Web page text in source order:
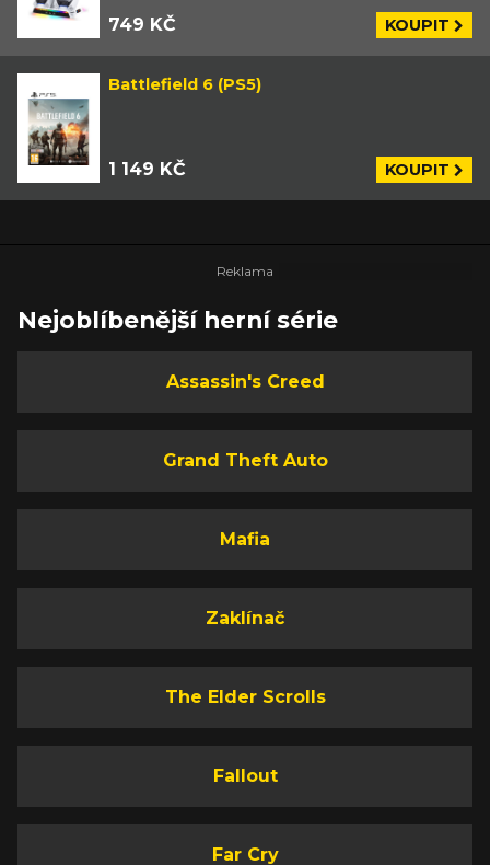
749 KČ KOUPIT
Battlefield 6 (PS5)
1 149 KČ KOUPIT
Nejoblíbenější herní série
Assassin's Creed
Grand Theft Auto
Mafia
Zaklínač
The Elder Scrolls
Fallout
Far Cry